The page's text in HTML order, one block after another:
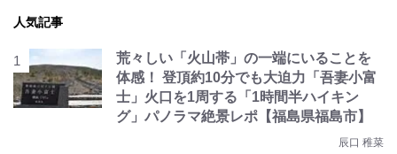
人気記事
荒々しい「火山帯」の一端にいることを
体感！ 登頂約10分でも大迫力「吾妻小富
士」火口を1周する「1時間半ハイキン
グ」パノラマ絶景レポ【福島県福島市】
辰口 稚菜